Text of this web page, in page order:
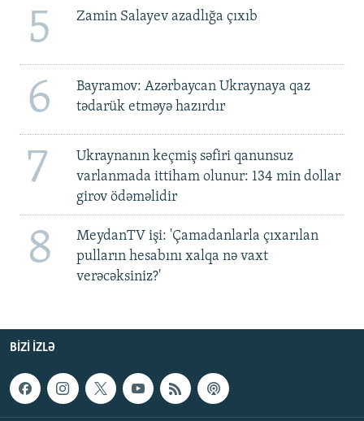
5 Zamin Salayev azadlığa çıxıb
6
Bayramov: Azərbaycan Ukraynaya qaz
tədarük etməyə hazırdır
7
Ukraynanın keçmiş səfiri qanunsuz
varlanmada ittiham olunur: 134 min dollar
girov ödəməlidir
8
MeydanTV işi: 'Çamadanlarla çıxarılan
pulların hesabını xalqa nə vaxt
verəcəksiniz?'
BIZI IZLƏ